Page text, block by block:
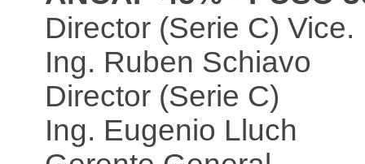
Director (Serie C) Vice.
Ing. Ruben Schiavo
Director (Serie C)
Ing. Eugenio Lluch